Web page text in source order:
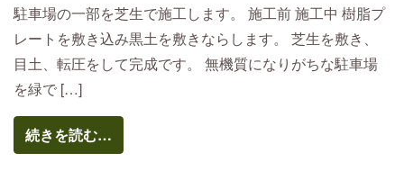
駐車場の一部を芝生で施工します。 施工前 施工中 樹脂プ
レートを敷き込み黒土を敷きならします。 芝生を敷き、
目土、転圧をして完成です。 無機質になりがちな駐車場
を緑で […]
続きを読む…